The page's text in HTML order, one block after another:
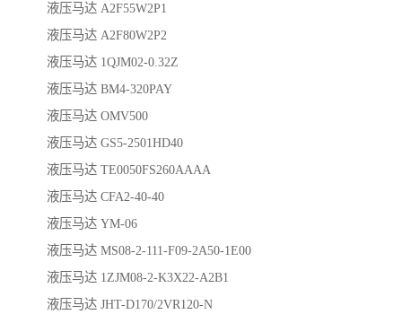
液压马达 A2F55W2P1
液压马达 A2F80W2P2
液压马达 1QJM02-0.32Z
液压马达 BM4-320PAY
液压马达 OMV500
液压马达 GS5-2501HD40
液压马达 TE0050FS260AAAA
液压马达 CFA2-40-40
液压马达 YM-06
液压马达 MS08-2-111-F09-2A50-1E00
液压马达 1ZJM08-2-K3X22-A2B1
液压马达 JHT-D170/2VR120-N